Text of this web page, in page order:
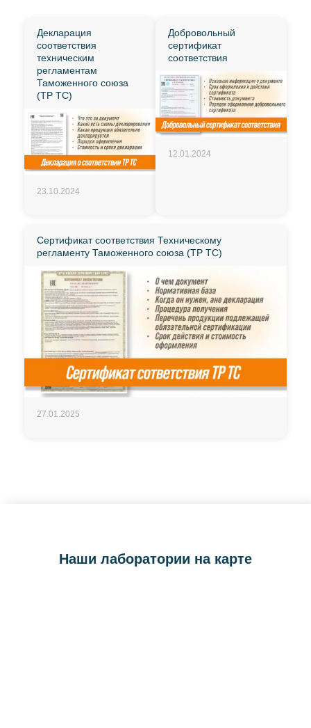
Декларация
соответствия
техническим
регламентам
Таможенного союза
(ТР ТС)
23.10.2024
Добровольный
сертификат
соответствия
12.01.2024
Сертификат соответствия Техническому
регламенту Таможенного союза (ТР ТС)
27.01.2025
Наши лаборатории на карте